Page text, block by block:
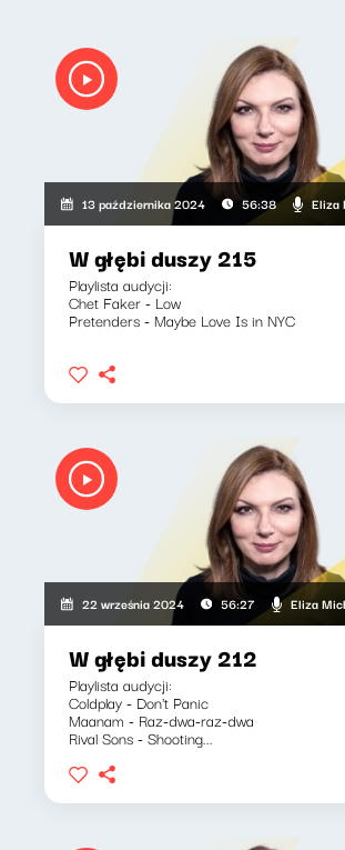
13 października 2024 56:38 Eliza
W głębi duszy 215
Playlista audycji:
Chet Faker - Low
Pretenders - Maybe Love Is in NYC
22 września 2024 56:27 Eliza
W głębi duszy 212
Playlista audycji:
Coldplay - Don't Panic
Maanam - Raz-dwa-raz-dwa
Rival Sons - Shooting...